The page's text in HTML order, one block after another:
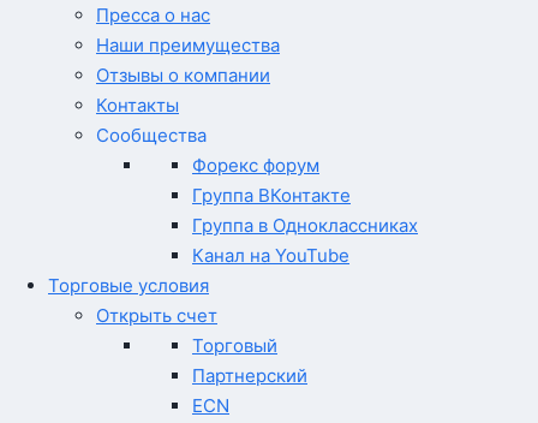
Пресса о нас
Наши преимущества
Отзывы о компании
Контакты
Сообщества
Форекс форум
Группа ВКонтакте
Группа в Одноклассниках
Канал на YouTube
Торговые условия
Открыть счет
Торговый
Партнерский
ECN